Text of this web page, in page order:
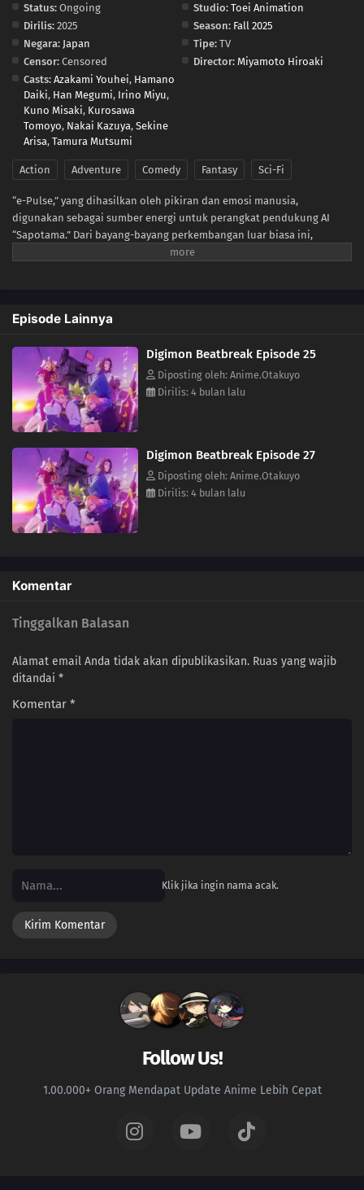
14 Episode 14
Episode 13
Episode 12
Episode 11
10 Episode 10
09 Episode 9
08 Episode 8
06 Episode 6
05 Episode 5
04 Episode 4
03 Episode 3
Episode 2
01 Episode 1
Status: Ongoing Studio: Toei Animation
Dirilis: 2025 Season: Fall 2025
Negara: Japan Tipe: TV
Censor: Censored Director: Miyamoto Hiroaki
Casts: Azakami Youhei, Hamano
Daiki, Han Megumi, Irino Miyu,
Kuno Misaki, Kurosawa
Tomoyo, Nakai Kazuya, Sekine
Arisa, Tamura Mutsumi
Action Adventure Comedy Fantasy Sci-Fi
“e-Pulse,” yang dihasilkan oleh pikiran dan emosi manusia,
digunakan sebagai sumber energi untuk perangkat pendukung AI
“Sapotama.” Dari bayang-bayang perkembangan luar biasa ini,
monster-monster mengerikan muncul. Digimon adalah makhluk
Sawashiro dan anggota tim pemburu hadiah “Golden Dawn” lainnya,
Tomoro memperbarui tekadnya. Masa depan baru apa yang akan
dibentuk oleh manusia dan Digimon?
Episode Lainnya
Digimon Beatbreak Episode 25
Diposting oleh: Anime.Otakuyo
Dirilis: 4 bulan lalu
Digimon Beatbreak Episode 27
Diposting oleh: Anime.Otakuyo
Dirilis: 4 bulan lalu
Komentar
Tinggalkan Balasan
Alamat email Anda tidak akan dipublikasikan. Ruas yang wajib
ditandai *
Komentar *
Klik jika ingin nama acak.
Follow Us!
1.00.000+ Orang Mendapat Update Anime Lebih Cepat